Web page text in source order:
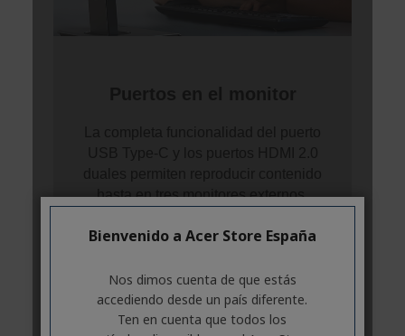
Bienvenido a Acer Store España
Nos dimos cuenta de que estás
accediendo desde un país diferente.
Ten en cuenta que todos los